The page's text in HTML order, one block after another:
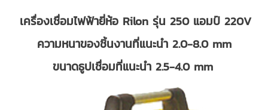
เครื่องเชื่อมไฟฟ้ายี่ห้อ Rilon รุ่น 250 แอมป์ 220V
ความหนาของชิ้นงานที่แนะนำ 2.0-8.0 mm
ขนาดธูปเชื่อมที่แนะนำ 2.5-4.0 mm